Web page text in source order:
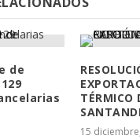
de
TÉRMICO
15